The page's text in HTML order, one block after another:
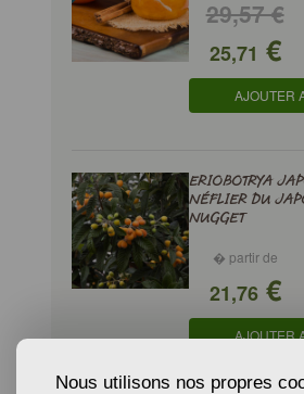
29,57 €
25,71 €
AJOUTER
ERIOBOTRYA
NÉFLIER DU
NUGGET
� partir de
21,76€
AJOUTER
Nous utilisons nos propres